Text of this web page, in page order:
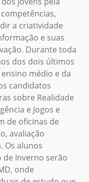
a criatividade
e suas
Durante toda
dos dois últimos
médio e da
candidatos
sobre Realidade
e Jogos e
de oficinas de
avaliação
Os alunos
de Inverno serão
onde